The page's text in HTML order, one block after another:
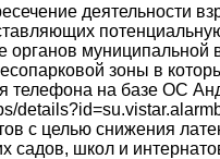
деятельности
органов муниципальной
зоны в
на базе ОС
с целью снижения
садов, школ и